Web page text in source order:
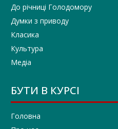
До річниці Голодомору
Думки з приводу
Класика
Культура
Медіа
БУТИ В КУРСІ
Головна